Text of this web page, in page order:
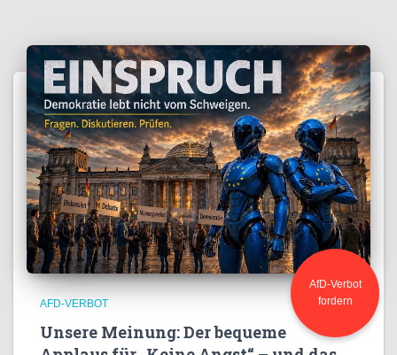
AFD-VERBOT
Unsere Meinung: Der bequeme
AfD-Verbot
fordern